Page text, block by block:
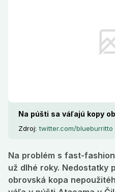
Na púšti sa váľajú kopy
Zdroj:twitter.com/blueburritto
Na problém s fast-
už dlhé roky. Nedostatky
obrovská kopa